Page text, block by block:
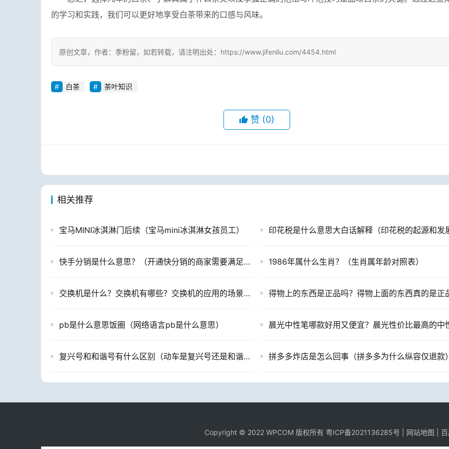
的学习和实践，我们可以更好地享受白茶带来的口感与风味。
原创文章，作者：季粉留，如若转载，请注明出处：https://www.jifenliu.com/4454.html
白茶 茶叶知识
赞(0)
季粉留 生成海报
宝马MINI冰淇淋门后续（宝马mini冰淇淋女孩员工）
快手分销是什么意思？（开通快分销的商家需要满足什么条件？） 1986年属什么生肖？（生肖属年龄对照表）